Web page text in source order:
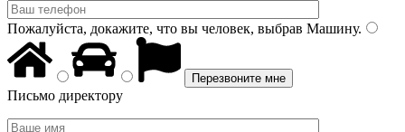
Пожалуйста, докажите, что вы человек, выбрав Машину.
Письмо директору